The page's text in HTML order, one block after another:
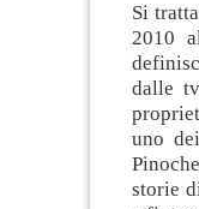
Si
2010
dalle
uno
storie